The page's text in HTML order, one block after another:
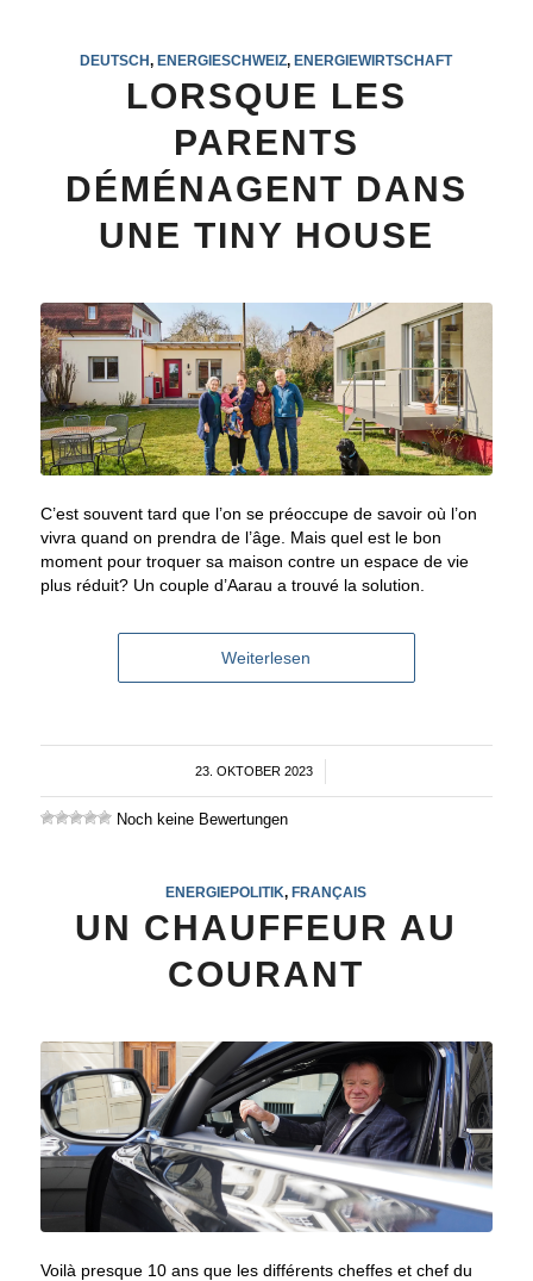
DEUTSCH,ENERGIESCHWEIZ,ENERGIEWIRTSCHAFT
LORSQUE LES
PARENTS
DÉMÉNAGENT DANS
UNE TINY HOUSE
C’est souvent tard que l’on se préoccupe de savoir où l’on
vivra quand on prendra de l’âge. Mais quel est le bon
moment pour troquer sa maison contre un espace de vie
plus réduit? Un couple d’Aarau a trouvé la solution.
Weiterlesen
23. OKTOBER 2023
/
Noch keine Bewertungen
ENERGIEPOLITIK,FRANÇAIS
UN CHAUFFEUR AU
COURANT
Voilà presque 10 ans que les différents cheffes et chef du